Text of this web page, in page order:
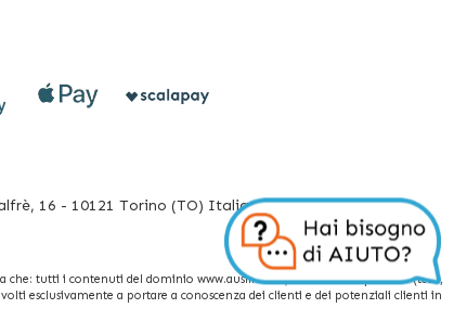
16 - 10121 Torino (TO) Italia
che: tutti i contenuti del dominio www.ausilium.it/ relativi a tali prodotti (testi,
esclusivamente a portare a conoscenza dei clienti e dei potenziali clienti in